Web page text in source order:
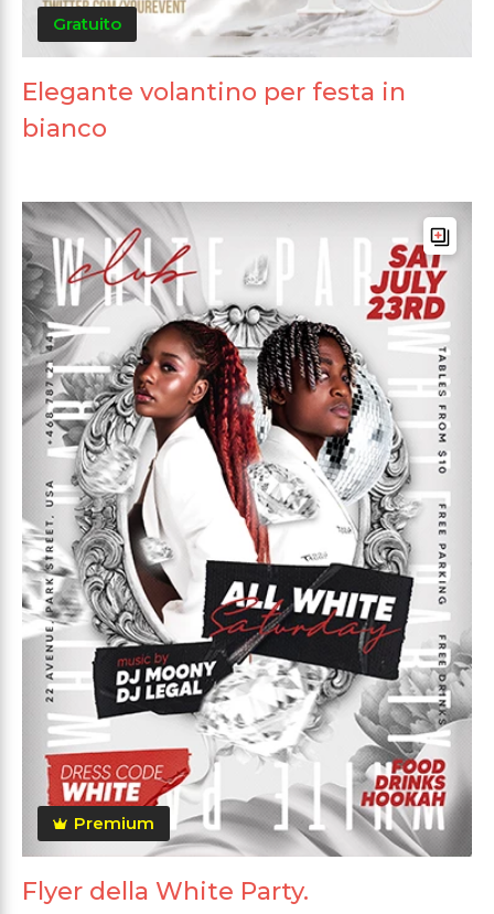
Gratuito
Elegante volantino per festa in
bianco
Premium
Flyer della White Party.